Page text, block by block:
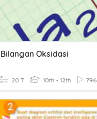
Bilangan Oksidasi
20 T 10th - 12th 796